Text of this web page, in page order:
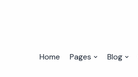
Home Pages Blog